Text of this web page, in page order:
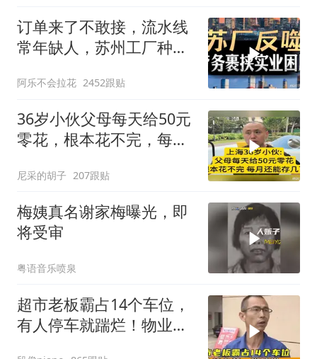
订单来了不敢接，流水线
常年缺人，苏州工厂种下
阿乐不会拉花 2452跟贴
36岁小伙父母每天给50元
零花，根本花不完，每月
尼采的胡子 207跟贴
梅姨真名谢家梅曝光，即
将受审
粤语音乐喷泉
超市老板霸占14个车位，
有人停车就踹烂！物业表